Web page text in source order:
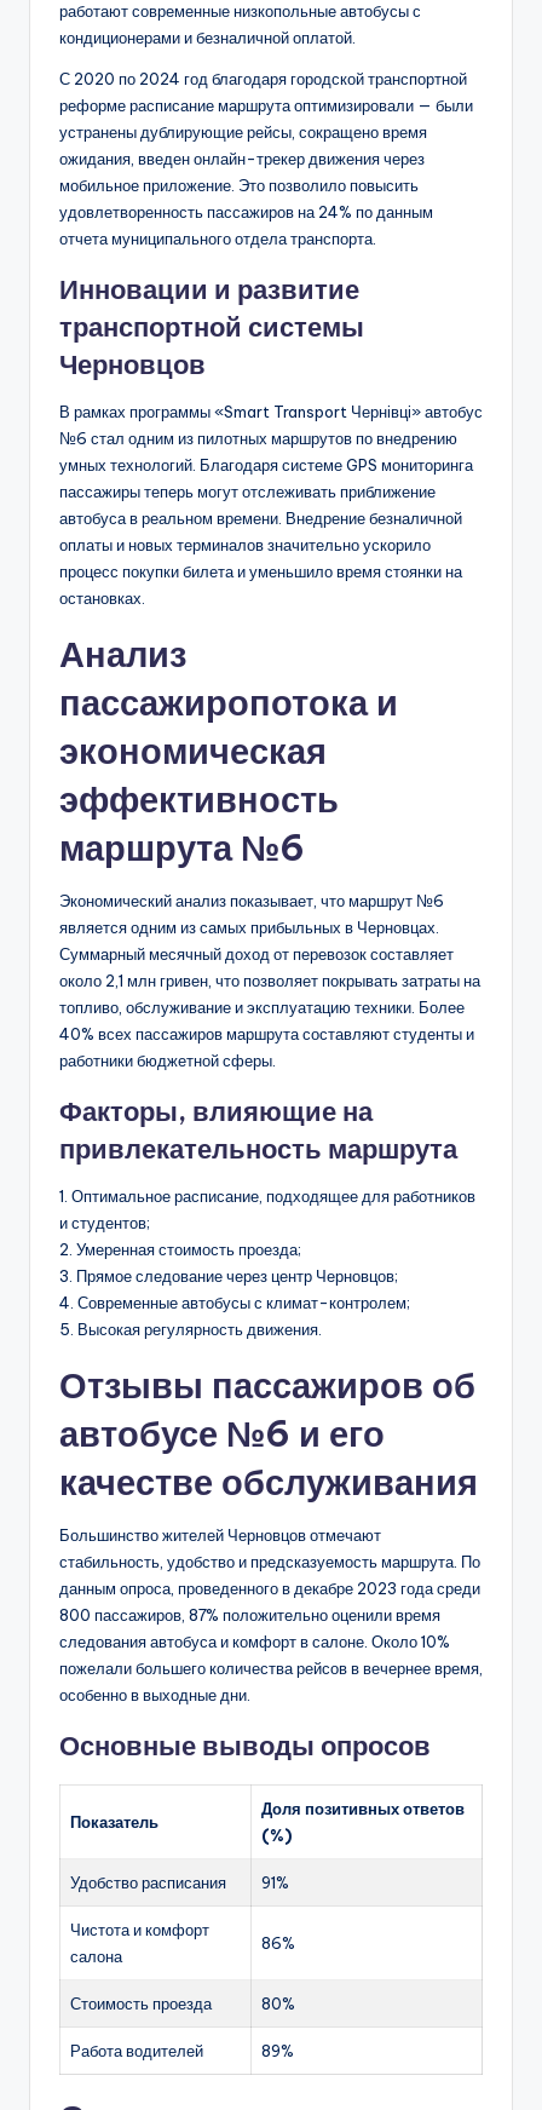
работают современные низкопольные автобусы с
кондиционерами и безналичной оплатой.
С 2020 по 2024 год благодаря городской транспортной
реформе расписание маршрута оптимизировали — были
устранены дублирующие рейсы, сокращено время
ожидания, введен онлайн-трекер движения через
мобильное приложение. Это позволило повысить
удовлетворенность пассажиров на 24% по данным
отчета муниципального отдела транспорта.
Инновации и развитие
транспортной системы
Черновцов
В рамках программы «Smart Transport Чернівці» автобус
№6 стал одним из пилотных маршрутов по внедрению
умных технологий. Благодаря системе GPS мониторинга
пассажиры теперь могут отслеживать приближение
автобуса в реальном времени. Внедрение безналичной
оплаты и новых терминалов значительно ускорило
процесс покупки билета и уменьшило время стоянки на
остановках.
Анализ
пассажиропотока и
экономическая
эффективность
маршрута №6
Экономический анализ показывает, что маршрут №6
является одним из самых прибыльных в Черновцах.
Суммарный месячный доход от перевозок составляет
около 2,1 млн гривен, что позволяет покрывать затраты на
топливо, обслуживание и эксплуатацию техники. Более
40% всех пассажиров маршрута составляют студенты и
работники бюджетной сферы.
Факторы, влияющие на
привлекательность маршрута
1. Оптимальное расписание, подходящее для работников
и студентов;
2. Умеренная стоимость проезда;
3. Прямое следование через центр Черновцов;
4. Современные автобусы с климат-контролем;
5. Высокая регулярность движения.
Отзывы пассажиров об
автобусе №6 и его
качестве обслуживания
Большинство жителей Черновцов отмечают
стабильность, удобство и предсказуемость маршрута. По
данным опроса, проведенного в декабре 2023 года среди
800 пассажиров, 87% положительно оценили время
следования автобуса и комфорт в салоне. Около 10%
пожелали большего количества рейсов в вечернее время,
особенно в выходные дни.
Основные выводы опросов
Показатель
Доля позитивных ответов
(%)
Удобство расписания 91%
Чистота и комфорт
салона
86%
Стоимость проезда 80%
Работа водителей 89%